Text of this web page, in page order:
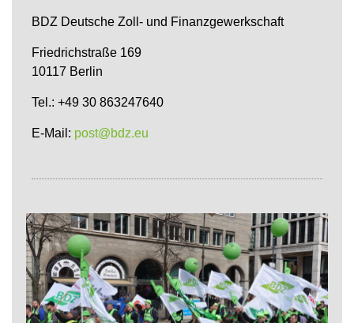
BDZ Deutsche Zoll- und Finanzgewerkschaft
Friedrichstraße 169
10117 Berlin
Tel.: +49 30 863247640
E-Mail: post@bdz.eu